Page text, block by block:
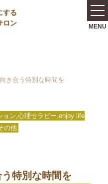
する
ロン
き合う特別な時間を
ョン,心理セラピー,enjoy life
の他
特別な時間を